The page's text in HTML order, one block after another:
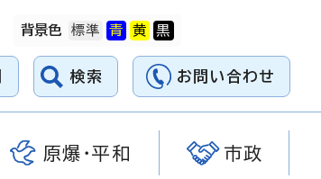
背景色
検索 お問い合わせ
原爆・平和 市政